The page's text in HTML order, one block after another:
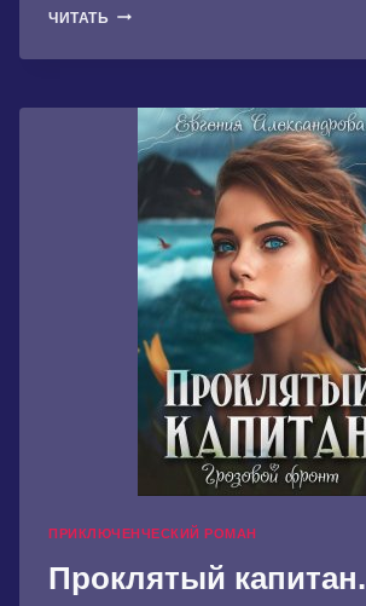
ЧИТАТЬ ГРАНЬ
ПРИКЛЮЧЕНЧЕСКИЙ РОМАН
Проклятый капитан.